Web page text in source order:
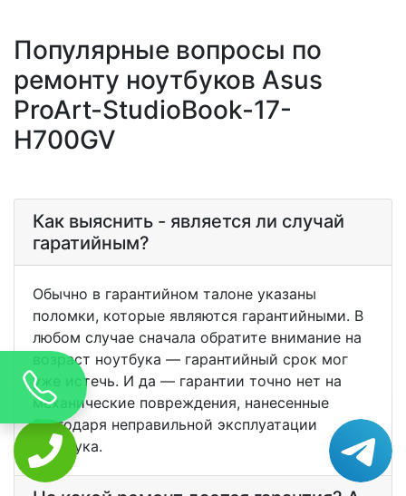
Популярные вопросы по
ремонту ноутбуков Asus
ProArt-StudioBook-17-
H700GV
Как выяснить - является ли случай
гаратийным?
Обычно в гарантийном талоне указаны
поломки, которые являются гарантийными. В
любом случае сначала обратите внимание на
возраст ноутбука — гарантийный срок мог
уже истечь. И да — гарантии точно нет на
механические повреждения, нанесенные
благодаря неправильной эксплуатации
ноутбука.